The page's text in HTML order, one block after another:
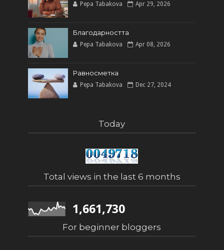
Pepa Tabakova Apr 29, 2026
Благодарността
Pepa Tabakova Apr 08, 2026
Равносметка
Pepa Tabakova Dec 27, 2024
Today
Total views in the last 6 months
1,661,730
For beginner bloggers